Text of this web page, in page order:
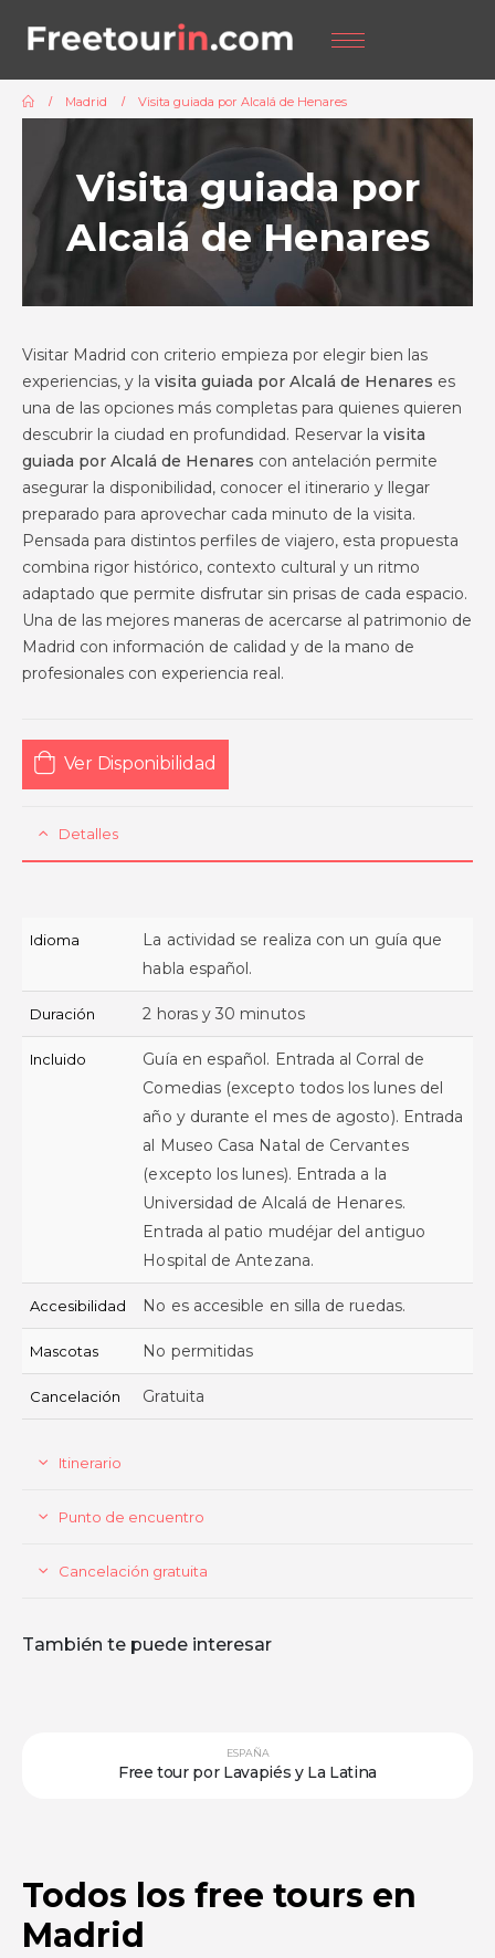
Madrid Visita guiada por Alcalá de Henares
Visita guiada por
Alcalá de Henares
Visitar Madrid con criterio empieza por elegir bien las
experiencias, y la visita guiada por Alcalá de Henares es
una de las opciones más completas para quienes quieren
descubrir la ciudad en profundidad. Reservar la visita
guiada por Alcalá de Henares con antelación permite
asegurar la disponibilidad, conocer el itinerario y llegar
preparado para aprovechar cada minuto de la visita.
Pensada para distintos perfiles de viajero, esta propuesta
combina rigor histórico, contexto cultural y un ritmo
adaptado que permite disfrutar sin prisas de cada espacio.
Una de las mejores maneras de acercarse al patrimonio de
Madrid con información de calidad y de la mano de
profesionales con experiencia real.
Ver Disponibilidad
Detalles
Idioma
La actividad se realiza con un guía que
habla español.
Duración 2 horas y 30 minutos
Incluido
Guía en español. Entrada al Corral de
Comedias (excepto todos los lunes del
año y durante el mes de agosto). Entrada
al Museo Casa Natal de Cervantes
(excepto los lunes). Entrada a la
Universidad de Alcalá de Henares.
Entrada al patio mudéjar del antiguo
Hospital de Antezana.
Accesibilidad No es accesible en silla de ruedas.
Mascotas No permitidas
Cancelación Gratuita
Itinerario
Punto de encuentro
Cancelación gratuita
También te puede interesar
ESPAÑA
Free tour de los misterios y leyendas de El Escorial
Todos los free tours en
Madrid